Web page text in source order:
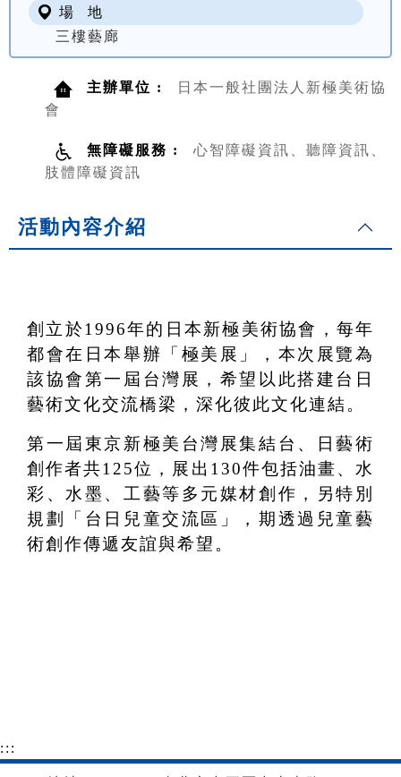
場 地
三樓藝廊
主辦單位 :
日本一般社團法人新極美術協
會
無障礙服務 :
心智障礙資訊、聽障資訊、
肢體障礙資訊
活動內容介紹
創立於1996年的日本新極美術協會，每年
都會在日本舉辦「極美展」，本次展覽為
該協會第一屆台灣展，希望以此搭建台日
藝術文化交流橋梁，深化彼此文化連結。
第一屆東京新極美台灣展集結台、日藝術
創作者共125位，展出130件包括油畫、水
彩、水墨、工藝等多元媒材創作，另特別
規劃「台日兒童交流區」，期透過兒童藝
術創作傳遞友誼與希望。
:::